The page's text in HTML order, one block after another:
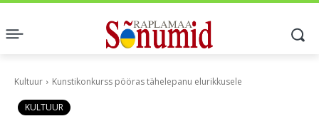
Kultuur Kunstikonkurss pööras tähelepanu elurikkusele
KULTUUR